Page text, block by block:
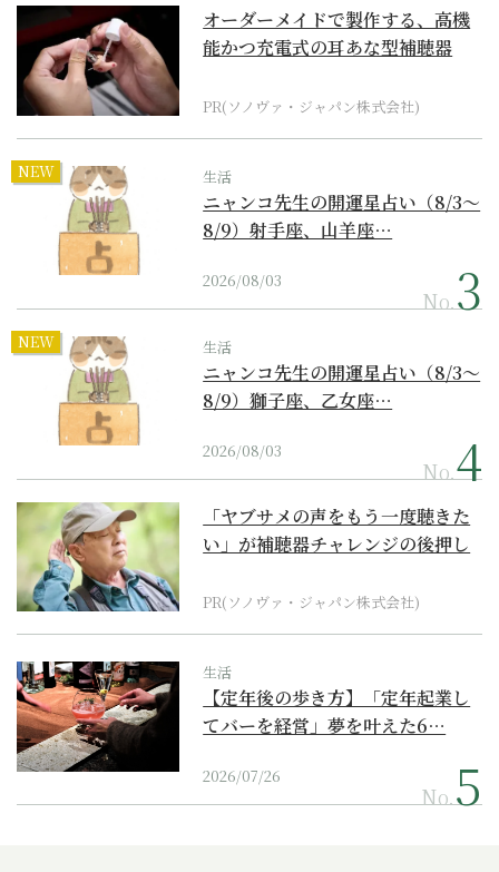
オーダーメイドで製作する、高機
能かつ充電式の耳あな型補聴器
PR(ソノヴァ・ジャパン株式会社)
NEW 生活
ニャンコ先生の開運星占い（8/3～
8/9）射手座、山羊座…
2026/08/03
No.
NEW 生活
ニャンコ先生の開運星占い（8/3～
8/9）獅子座、乙女座…
2026/08/03
No.
「ヤブサメの声をもう一度聴きた
い」が補聴器チャレンジの後押し
PR(ソノヴァ・ジャパン株式会社)
生活
【定年後の歩き方】「定年起業し
てバーを経営」夢を叶えた6…
2026/07/26
No.